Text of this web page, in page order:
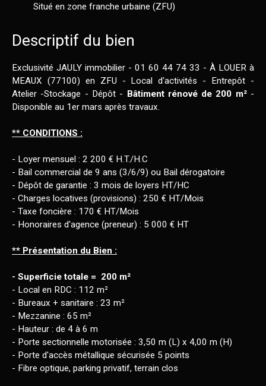
Situé en zone franche urbaine (ZFU)
Descriptif du bien
Exclusivité JAULY immobilier - 01 60 44 74 33 - À LOUER à
MEAUX (77100) en ZFU - Local d'activités - Entrepôt -
Atelier -Stockage - Dépôt - Bâtiment rénové de 200 m²-
Disponible au 1er mars après travaux.
** CONDITIONS :
- Loyer mensuel : 2 200 € H.T./H.C
- Bail commercial de 9 ans (3/6/9) ou Bail dérogatoire
- Dépôt de garantie : 3 mois de loyers HT/HC
- Charges locatives (provisions) : 250 € HT/Mois
- Taxe foncière : 170 € HT/Mois
- Honoraires d'agence (preneur) : 5 000 € HT
** Présentation du Bien :
- Superficie totale = 200 m²
- Local en RDC : 112 m²
- Bureaux + sanitaire : 23 m²
- Mezzanine : 65 m²
- Hauteur : de 4 à 6 m
- Porte sectionnelle motorisée : 3,50 m (L) x 4,00 m (H)
- Porte d'accès métallique sécurisée 5 points
- Fibre optique, parking privatif, terrain clos